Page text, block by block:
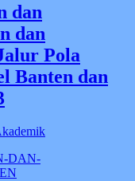
dan
dan
Pola
Banten dan
DAN-